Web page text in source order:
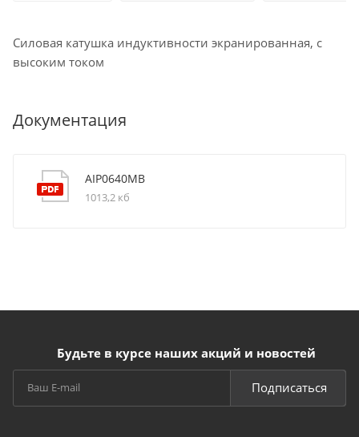
Силовая катушка индуктивности экранированная, с
высоким током
Документация
AIP0640MB
1013,2 кб
Будьте в курсе наших акций и новостей
Подписаться